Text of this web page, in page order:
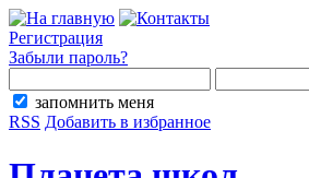
Регистрация
Забыли пароль?
запомнить меня
RSS Добавить в избранное